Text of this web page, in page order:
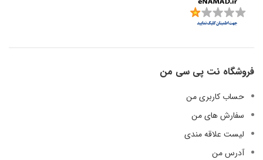
فروشگاه نت پی سی من
حساب کاربری من
سفارش های من
لیست علاقه مندی
آدرس من